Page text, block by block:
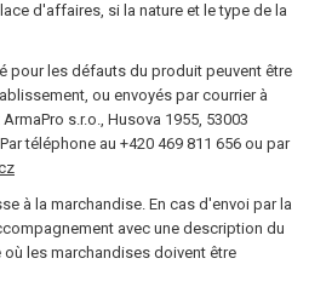
d'affaires, si la nature et le type de la
pour les défauts du produit peuvent être
ou envoyés par courrier à
s.r.o., Husova 1955, 53003
téléphone au +420 469 811 656 ou par
à la marchandise. En cas d'envoi par la
avec une description du
les marchandises doivent être